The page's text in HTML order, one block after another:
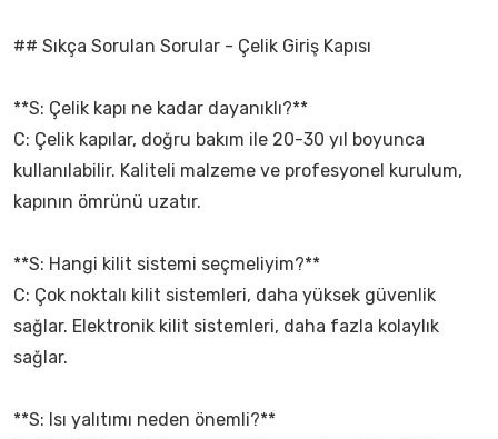
## Sıkça Sorulan Sorular - Çelik Giriş Kapısı
**S: Çelik kapı ne kadar dayanıklı?**
C: Çelik kapılar, doğru bakım ile 20-30 yıl boyunca
kullanılabilir. Kaliteli malzeme ve profesyonel kurulum,
kapının ömrünü uzatır.
**S: Hangi kilit sistemi seçmeliyim?**
C: Çok noktalı kilit sistemleri, daha yüksek güvenlik
sağlar. Elektronik kilit sistemleri, daha fazla kolaylık
sağlar.
**S: Isı yalıtımı neden önemli?**